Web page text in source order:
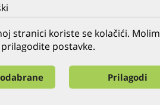
stranici koriste se kolačići.
postavke.
Prilagodi